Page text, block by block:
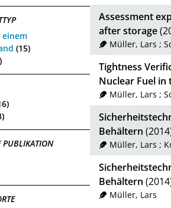
einem
(15)
PUBLIKATION
Assessment
after storage
Müller, Lars ;
Tightness
Nuclear Fuel in
Müller, Lars ;
Behältern
Müller, Lars ;
Behältern
Müller, Lars